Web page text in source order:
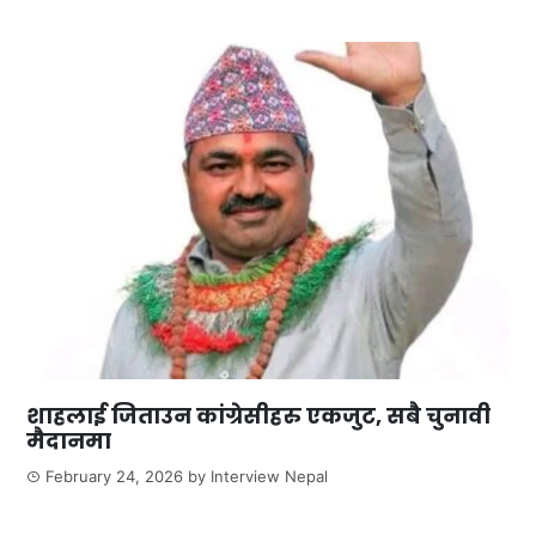
शाहलाई जिताउन कांग्रेसीहरु एकजुट, सबै चुनावी
मैदानमा
February 24, 2026 by Interview Nepal